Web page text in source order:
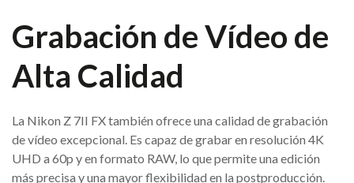
Grabación de Vídeo de
Alta Calidad
La Nikon Z 7II FX también ofrece una calidad de grabación
de vídeo excepcional. Es capaz de grabar en resolución 4K
UHD a 60p y en formato RAW, lo que permite una edición
más precisa y una mayor flexibilidad en la postproducción.